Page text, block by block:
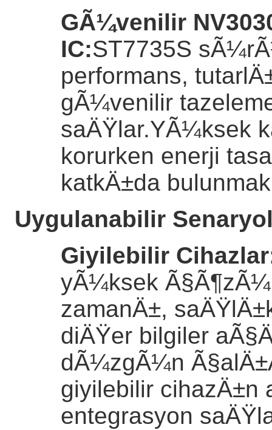
GÃ¼venilir
IC:ST7735S
performans,
gÃ¼venilir
saÄŸlar.YÃ¼ksek
korurken enerji
katkÄ±da
Uygulanabilir
Giyilebilir Cihazlar
yÃ¼ksek
zamanÄ±,
diÄŸer bilgiler
dÃ¼zgÃ¼n
giyilebilir cihazÄ±n
entegrasyon